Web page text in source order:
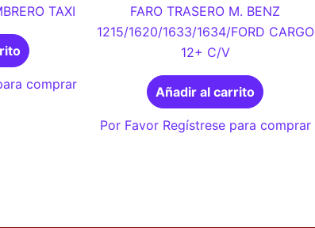
TAXI
comprar
FARO TRASERO M. BENZ
1215/1620/1633/1634/FORD CARGO
12+ C/V
Añadir al carrito
Por Favor Regístrese para comprar